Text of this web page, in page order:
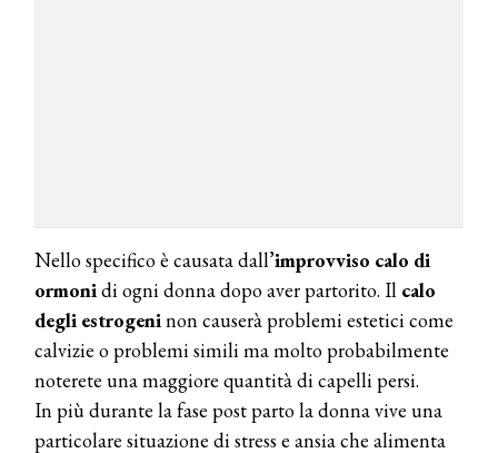
Nello specifico è causata dall’improvviso calo di
ormonidi ogni donna dopo aver partorito. Il calo
degli estrogeninon causerà problemi estetici come
calvizie o problemi simili ma molto probabilmente
noterete una maggiore quantità di capelli persi.
In più durante la fase post parto la donna vive una
particolare situazione di stress e ansia che alimenta